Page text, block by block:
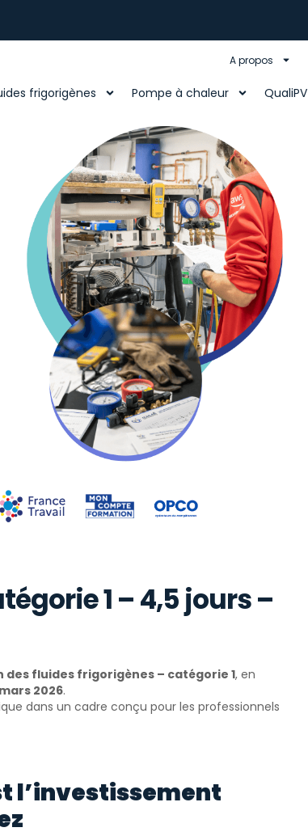
A propos
frigorigènes Pompe à chaleur QualiPV
1 – 4,5 jours –
fluides frigorigènes – catégorie 1, en
2026.
dans un cadre conçu pour les professionnels
l’investissement